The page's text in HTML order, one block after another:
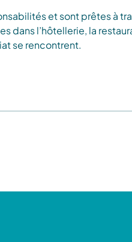
et sont prêtes à
dans l’hôtellerie, la
se rencontrent.